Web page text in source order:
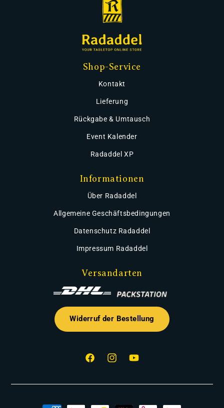
Shop-Service
Kontakt
Lieferung
Rückgabe & Umtausch
Event Kalender
Radaddel XP
Informationen
Über Radaddel
Allgemeine Geschäftsbedingungen
Datenschutz Radaddel
Impressum Radaddel
Versandarten
Widerruf der Bestellung
FacebookInstagramYouTube
Zahlungsmethoden